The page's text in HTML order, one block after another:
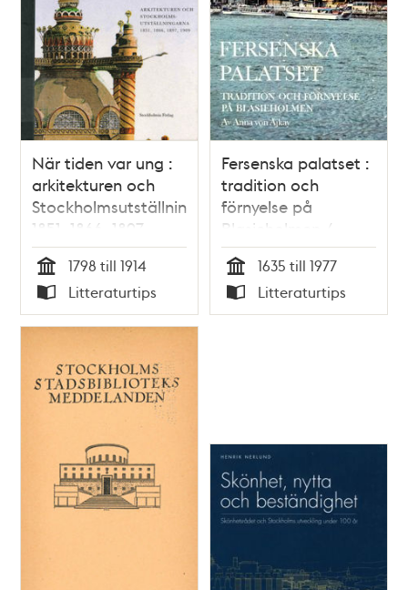
När tiden var ung :
arkitekturen och
Stockholmsutställningarna
1851, 1866, 1897,
1909 / Ulf Sörenson
Tid
1798 till 1914
Typ
Litteraturtips
Fersenska palatset :
tradition och
förnyelse på
Blasieholmen /
Anna von Ajkay
Tid
1635 till 1977
Typ
Litteraturtips